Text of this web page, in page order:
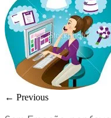
← Previous